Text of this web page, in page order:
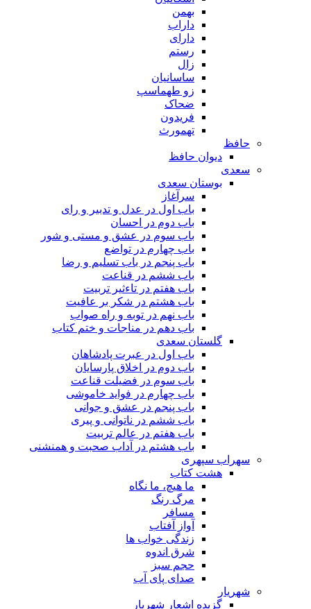
بهمن
داراب
دارای
رستم
زال
ساسانیان
زو طهماسپ‏
ضحاک
فریدون
تهمورث
حافظ
دیوان حافظ
سعدی
بوستان سعدی
سرآغاز
باب اول در عدل و تدبیر و رای
باب دوم در احسان
باب سوم در عشق و مستی و شور
باب چهارم در تواضع
باب پنجم در باب تسلیم و رضا
باب ششم در قناعت
باب هفتم در تاءثیر تربیت
باب هشتم در شکر بر عافیت
باب نهم در توبه و راه صواب
باب دهم در مناجات و ختم کتاب
گلستان سعدی
باب اول در عبرت پادشاهان
باب دوم در اخلاق پارسایان
باب سوم در فضیلت قناعت
باب چهارم در فواید خاموشى
باب پنجم در عشق و جوانى
باب ششم در ناتوانى و پیرى
باب هفتم در عالم تربیت
باب هشتم در آداب صحبت و همنشنى
سهراب سپهری
هشت کتاب
ما هیچ، ما نگاه
مرگ رنگ
مسافر
آواز آفتاب
زندگی خواب ها
شرق اندوه
حجم سبز
صدای پای آب
شهریار
گزیده اشعار شهریار